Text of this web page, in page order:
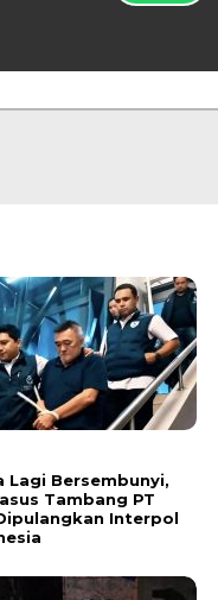
Lagi Bersembunyi,
Tambang PT
Interpol